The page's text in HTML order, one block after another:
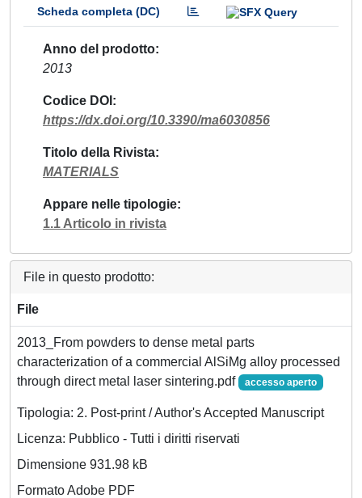
Scheda completa (DC)
Anno del prodotto
2013
Codice DOI
https://dx.doi.org/10.3390/ma6030856
Titolo della Rivista
MATERIALS
Appare nelle tipologie
1.1 Articolo in rivista
File in questo prodotto:
File
2013_From powders to dense metal parts
characterization of a commercial AlSiMg alloy processed
through direct metal laser sintering.pdf
accesso aperto
Tipologia: 2. Post-print / Author's Accepted Manuscript
Licenza: Pubblico - Tutti i diritti riservati
Dimensione 931.98 kB
Formato Adobe PDF